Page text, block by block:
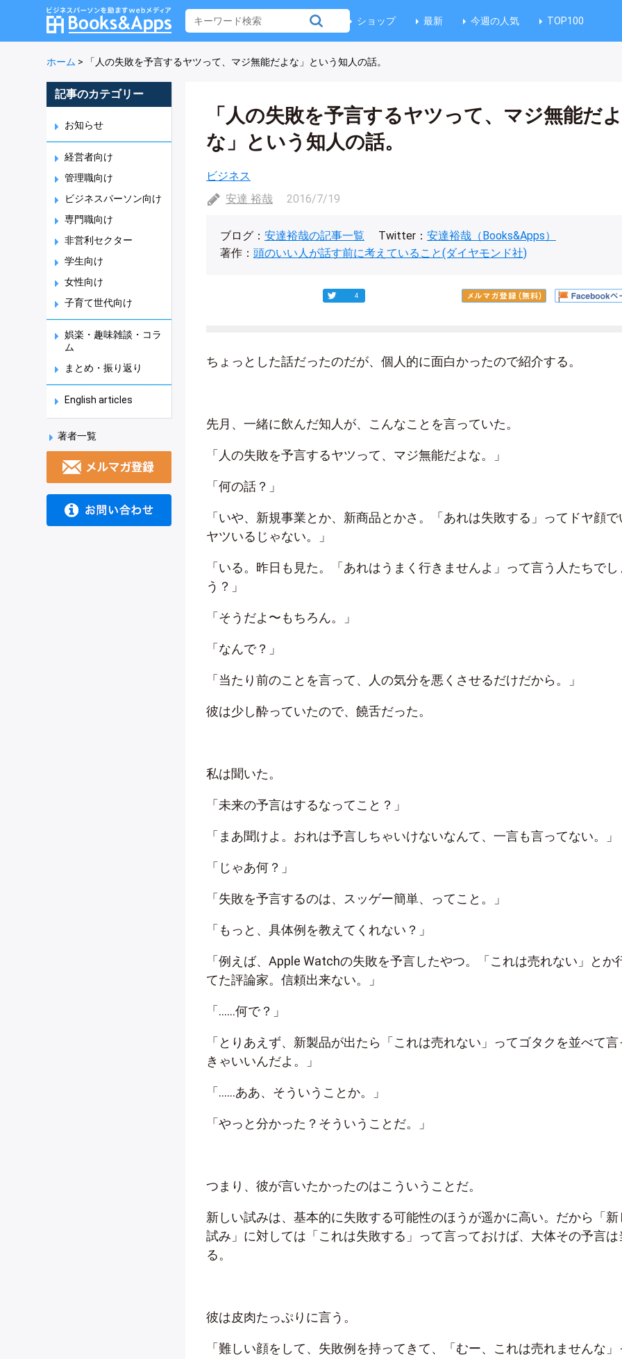
ショップ 最新 今週の人気 TOP100
ホーム > 「人の失敗を予言するヤツって、マジ無能だよな」という知人の話。
記事のカテゴリー
お知らせ
経営者向け
管理職向け
ビジネスパーソン向け
専門職向け
非営利セクター
学生向け
女性向け
子育て世代向け
娯楽・趣味雑談・コラ
ム
まとめ・振り返り
English articles
著者一覧
「人の失敗を予言するヤツって、マジ無能だよ
な」という知人の話。
ビジネス
安達 裕哉
2016/7/19
ブログ： 安達裕哉の記事一覧 Twitter： 安達裕哉（Books&Apps）
著作： 頭のいい人が話す前に考えていること(ダイヤモンド社)
4
ちょっとした話だったのだが、個人的に面白かったので紹介する。
先月、一緒に飲んだ知人が、こんなことを言っていた。
「人の失敗を予言するヤツって、マジ無能だよな。」
「何の話？」
「いや、新規事業とか、新商品とかさ。「あれは失敗する」ってドヤ顔で
ヤツいるじゃない。」
「いる。昨日も見た。「あれはうまく行きませんよ」って言う人たちでし
う？」
「そうだよ〜もちろん。」
「なんで？」
「当たり前のことを言って、人の気分を悪くさせるだけだから。」
彼は少し酔っていたので、饒舌だった。
私は聞いた。
「未来の予言はするなってこと？」
「まあ聞けよ。おれは予言しちゃいけないなんて、一言も言ってない。」
「じゃあ何？」
「失敗を予言するのは、スッゲー簡単、ってこと。」
「もっと、具体例を教えてくれない？」
「例えば、Apple Watchの失敗を予言したやつ。「これは売れない」とか
てた評論家。信頼出来ない。」
「……何で？」
「とりあえず、新製品が出たら「これは売れない」ってゴタクを並べて言
きゃいいんだよ。」
「……ああ、そういうことか。」
「やっと分かった？そういうことだ。」
つまり、彼が言いたかったのはこういうことだ。
新しい試みは、基本的に失敗する可能性のほうが遥かに高い。だから「新
試み」に対しては「これは失敗する」って言っておけば、大体その予言は
る。
彼は皮肉たっぷりに言う。
「難しい顔をして、失敗例を持ってきて、「むー、これは売れませんな」